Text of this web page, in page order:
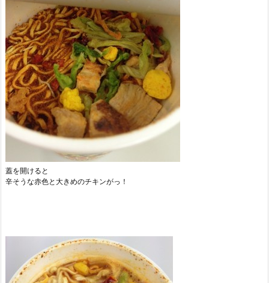
蓋を開けると
辛そうな赤色と大きめのチキンがっ！